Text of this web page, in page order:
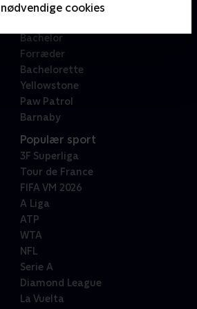
nødvendige cookies
Sygeplejeskolen
Bachelor
Forræder
Bachelorette
Yellowstone
Paw Patrol
Barnaby
Populær sport
3F Superliga
Tour de France
FIFA VM 2026
A Liga
ATP
WTA
NFL
Serie A
Diamond League
La Vuelta